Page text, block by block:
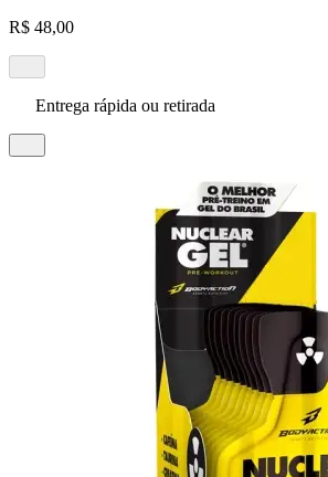
R$ 48,00
Entrega rápida ou retirada